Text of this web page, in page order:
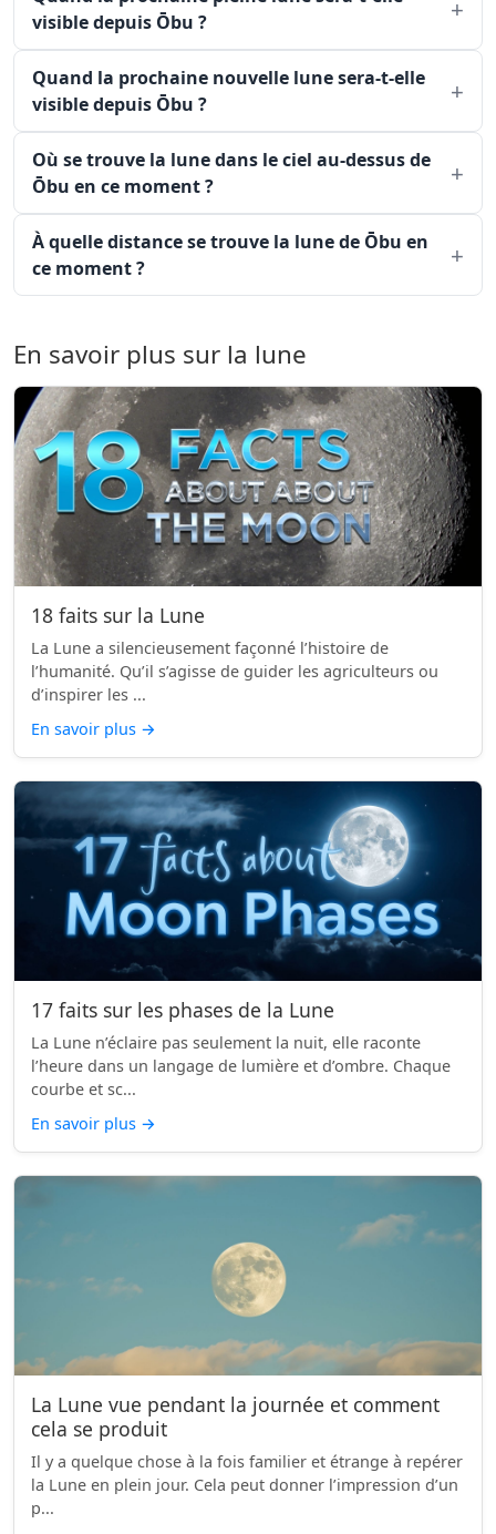
visible depuis Ōbu ?
Quand la prochaine nouvelle lune sera-t-elle
visible depuis Ōbu ?
Où se trouve la lune dans le ciel au-dessus de
Ōbu en ce moment ?
À quelle distance se trouve la lune de Ōbu en
ce moment ?
En savoir plus sur la lune
18 faits sur la Lune
La Lune a silencieusement façonné l’histoire de
l’humanité. Qu’il s’agisse de guider les agriculteurs ou
d’inspirer les ...
En savoir plus →
17 faits sur les phases de la Lune
La Lune n’éclaire pas seulement la nuit, elle raconte
l’heure dans un langage de lumière et d’ombre. Chaque
courbe et sc...
En savoir plus →
La Lune vue pendant la journée et comment
cela se produit
Il y a quelque chose à la fois familier et étrange à repérer
la Lune en plein jour. Cela peut donner l’impression d’un
p...